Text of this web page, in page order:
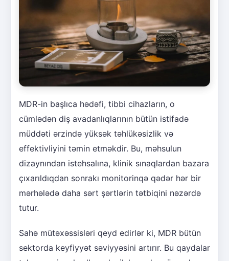
MDR-in başlıca hədəfi, tibbi cihazların, o
cümlədən diş avadanlıqlarının bütün istifadə
müddəti ərzində yüksək təhlükəsizlik və
effektivliyini təmin etməkdir. Bu, məhsulun
dizaynından istehsalına, klinik sınaqlardan bazara
çıxarıldıqdan sonrakı monitorinqə qədər hər bir
mərhələdə daha sərt şərtlərin tətbiqini nəzərdə
tutur.
Sahə mütəxəssisləri qeyd edirlər ki, MDR bütün
sektorda keyfiyyət səviyyəsini artırır. Bu qaydalar